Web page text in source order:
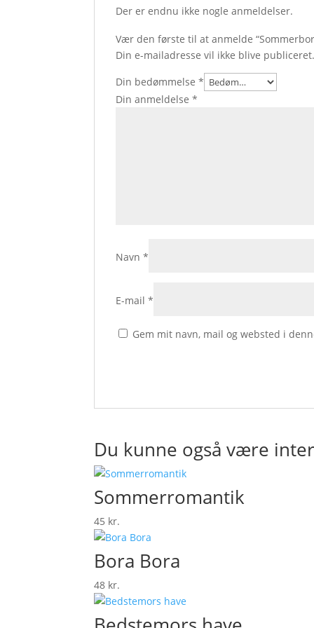
Der er endnu ikke nogle anmeldelser.
Vær den første til at anmelde
Din e-mailadresse vil ikke blive
Din bedømmelse*
Din anmeldelse*
Navn*
E-mail*
Gem mit navn, mail og websted i
Du kunne også være
Sommerromantik
45 kr.
Bora Bora
48 kr.